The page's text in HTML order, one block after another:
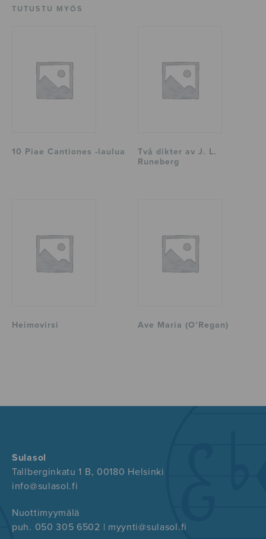
TUTUSTU MYÖS
10 Piae Cantiones -laulua
Två dikter av J. L.
Runeberg
Heimovirsi Ave Maria (O’Regan)
Sulasol
Tallberginkatu 1 B, 00180 Helsinki
info@sulasol.fi
Nuottimyymälä
puh. 050 305 6502 | myynti@sulasol.fi